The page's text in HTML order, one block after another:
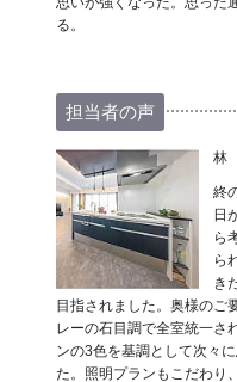
る。
担当者の声
終
日
ら
ら
き
目指されました。奥様のご
レーの石目調で全室統一さ
ンの3色を基調として次々
た。照明プランもこだわり